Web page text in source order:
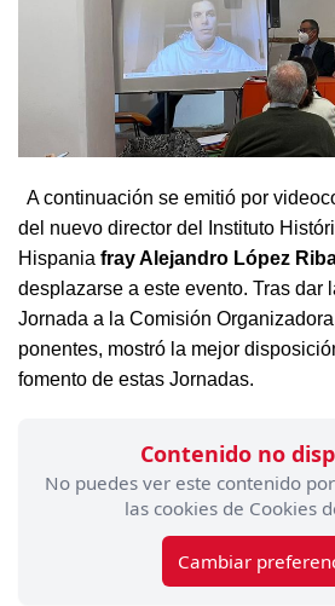
A continuación se emitió por
del nuevo director del Instituto
Hispania fray Alejandro López
desplazarse a este evento. Tras dar
Jornada a la Comisión
ponentes, mostró la mejor
fomento de estas Jornadas.
Contenido no
No puedes ver este contenido
las cookies de Cookies
Cambiar